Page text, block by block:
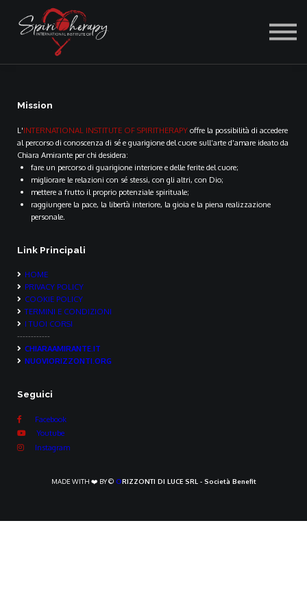
Mission
L'INTERNATIONAL INSTITUTE OF SPIRITHERAPY offre la possibilità di accedere
al percorso di conoscenza di sé e guarigione del cuore sull’arte d’amare ideato da
Chiara Amirante per chi desidera:
fare un percorso di guarigione interiore e delle ferite del cuore;
migliorare le relazioni con sé stessi, con gli altri, con Dio;
mettere a frutto il proprio potenziale spirituale;
raggiungere la pace, la libertà interiore, la gioia e la piena realizzazione
personale.
Link Principali
HOME
PRIVACY POLICY
COOKIE POLICY
TERMINI E CONDIZIONI
I TUOI CORSI
------------
CHIARAAMIRANTE.IT
NUOVIORIZZONTI.ORG
Seguici
Facebook
Youtube
Instagram
MADE WITH ❤️ BY © ORIZZONTI DI LUCE SRL - Società Benefit